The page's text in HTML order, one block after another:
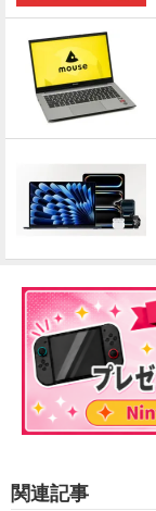
関連記事